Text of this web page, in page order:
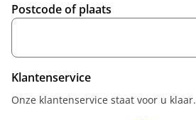
Postcode of plaats
Klantenservice
Onze klantenservice staat voor u klaar.